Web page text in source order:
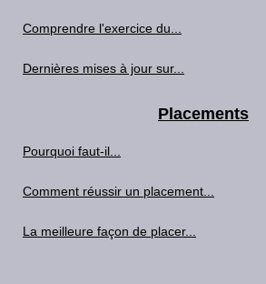
Comprendre l'exercice du...
Dernières mises à jour sur...
Placements
Pourquoi faut-il...
Comment réussir un placement...
La meilleure façon de placer...